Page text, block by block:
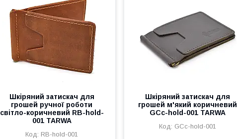
Шкіряний затискач для
грошей ручної роботи
світло-коричневий RB-hold-
001 TARWA
RB-hold-001
Шкіряний затискач для
грошей м'який коричневий
GCc-hold-001 TARWA
GCc-hold-001